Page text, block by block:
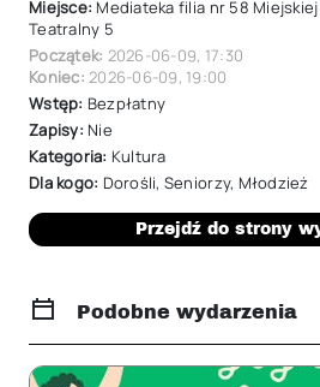
Miejsce: Mediateka filia nr 58
Teatralny 5
Początek: 2026-06-09, 17:30
Koniec:2026-06-09, 19:00
Wstęp: Bezpłatny
Zapisy: Nie
Kategoria: Kultura
Dla kogo: Dorośli, Seniorzy, Młodzież
Przejdź do strony
Podobne wydarzenia